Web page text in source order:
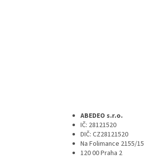
ABEDEO s.r.o.
IČ: 28121520
DIČ: CZ28121520
Na Folimance 2155/15
120 00 Praha 2